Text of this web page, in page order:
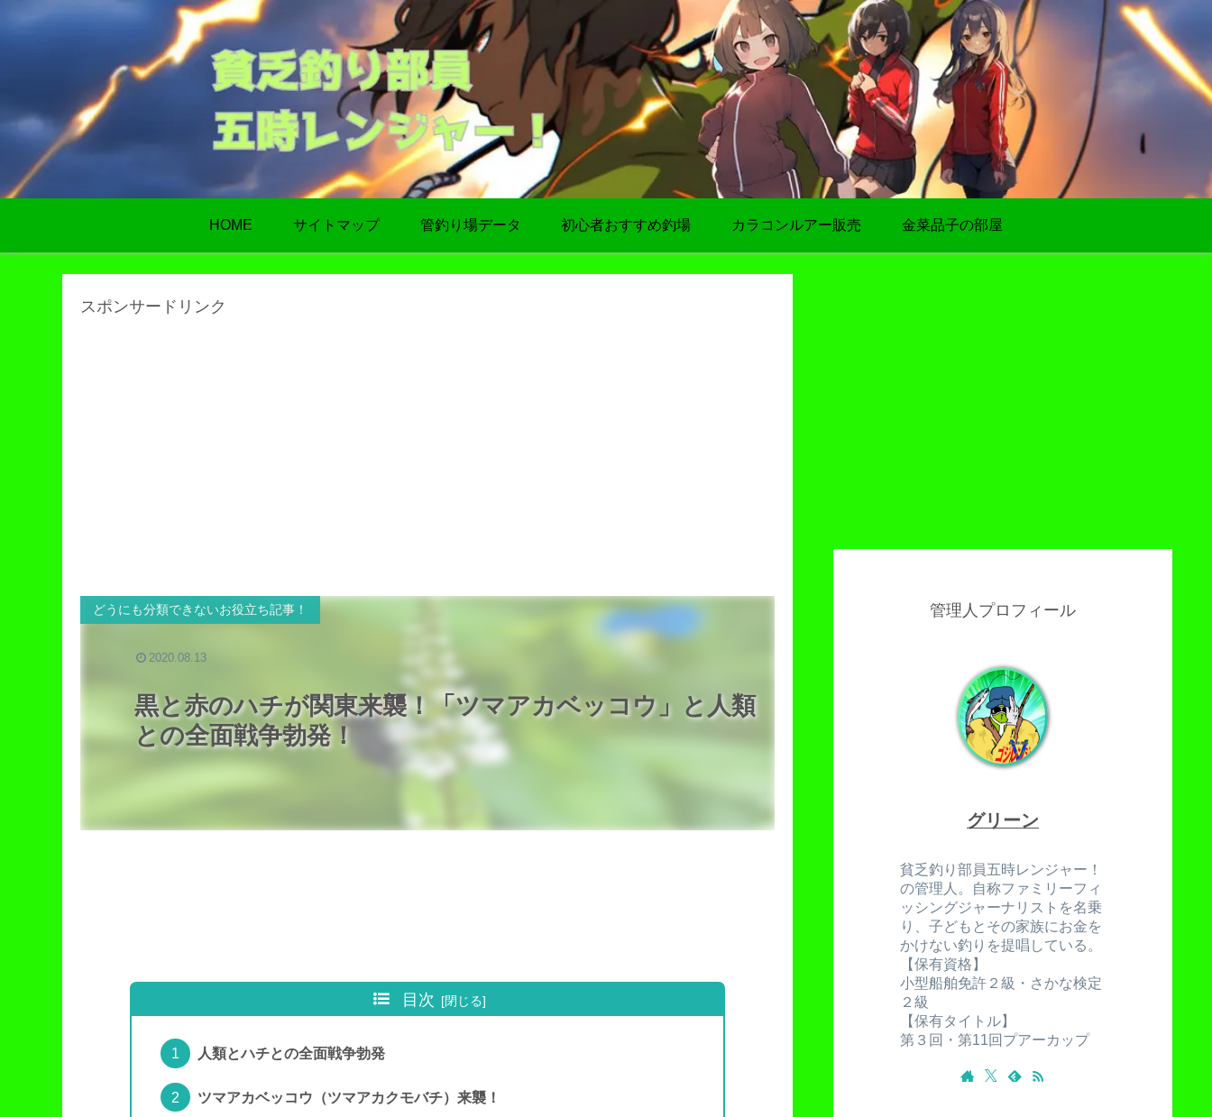
HOME サイトマップ 管釣り場データ 初心者おすすめ釣場 カラコンルアー販売 金菜品子の部屋
スポンサードリンク
黒と赤のハチが関東来襲！「ツマアカベッコウ」と人類
との全面戦争勃発！
どうにも分類できないお役立ち記事！
2020.08.13
目次
人類とハチとの全面戦争勃発
ツマアカベッコウ（ツマアカクモバチ）来襲！
管理人プロフィール
グリーン
貧乏釣り部員五時レンジャー！
の管理人。自称ファミリーフィ
ッシングジャーナリストを名乗
り、子どもとその家族にお金を
かけない釣りを提唱している。
【保有資格】
小型船舶免許２級・さかな検定
２級
【保有タイトル】
第３回・第11回プアーカップ